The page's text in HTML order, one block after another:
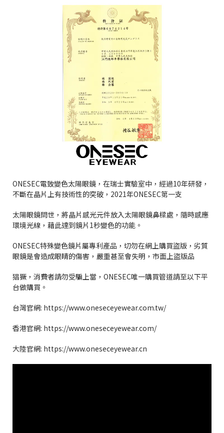
ONESEC電致變色太陽眼鏡，在瑞士實驗室中，經過10年研發，
不斷在晶片上有技術性的突破，2021年ONESEC第一支
太陽眼鏡問世，將晶片感光元件放入太陽眼鏡鼻樑處，隨時感應
環境光線，藉此達到鏡片1秒變色的功能。
ONESEC特殊變色鏡片屬專利產品，切勿在網上購買盜版，劣質
眼鏡是會造成眼睛的傷害，嚴重甚至會失明，市面上盜版品
猖獗，消費者請勿受騙上當，ONESEC唯一購買管道請至以下平
台做購買。
台灣官網: https://www.oneseceyewear.com.tw/
香港官網: https://www.oneseceyewear.com/
大陸官網: https://www.oneseceyewear.cn